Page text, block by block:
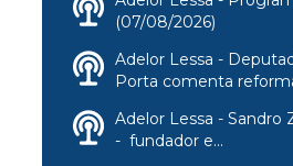
(07/08/2026)
Adelor Lessa -
Porta comenta
Adelor Lessa - Sandro
- fundador e...